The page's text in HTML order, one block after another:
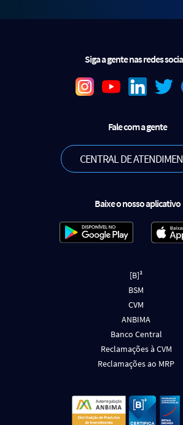
Siga a gente nas redes
Fale com a gente
CENTRAL DE
Baixe o nosso aplicativo
[B]³
BSM
CVM
ANBIMA
Banco Central
Reclamações à CVM
Reclamações ao MRP